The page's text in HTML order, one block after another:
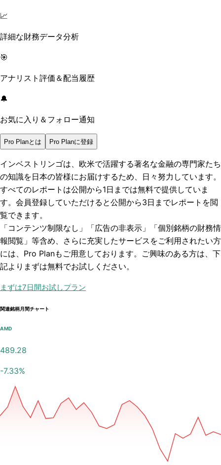
📈
詳細な財務データ分析
🎯
アナリスト評価＆配当履歴
🔔
お気に入り＆フォロー通知
Pro Planとは Pro Planに登録
インベストリンゴは、欧米で活躍する著名な金融の専門家たち
の知識を日本の皆様にお届けするため、日々努力しています。
すべてのレポートは公開から1日までは無料で提供していま
す。会員登録していただけると公開から3日までレポートを閲
覧できます。
「コンテンツ制限なし」「広告の非表示」「個別銘柄の財務情
報閲覧」 等含め、さらに充実したサービスをご利用されたい方
には、Pro Planもご用意しております。ご興味のある方は、下
記よりまずは無料でお試しください。
まずは7日間お試しプラン
関連銘柄月間チャート
AMD
489.28
-7.33%